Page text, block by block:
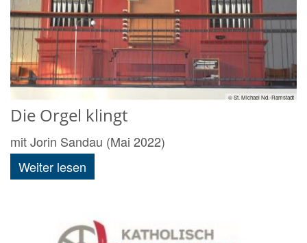
© St. Michael Nd.-Ramstadt
Die Orgel klingt
mit Jorin Sandau (Mai 2022)
Weiter lesen